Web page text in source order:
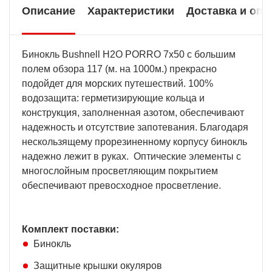
Описание Характеристики Доставка и
Бинокль Bushnell H2O PORRO 7x50 с большим
полем обзора 117 (м. на 1000м.) прекрасно
подойдет для морских путешествий. 100%
водозащита: герметизирующие кольца и
конструкция, заполненная азотом, обеспечивают
надежность и отсутствие запотевания. Благодаря
нескользящему прорезиненному корпусу бинокль
надежно лежит в руках. Оптические элементы с
многослойным просветляющим покрытием
обеспечивают превосходное просветление.
Комплект поставки:
Бинокль
Защитные крышки окуляров